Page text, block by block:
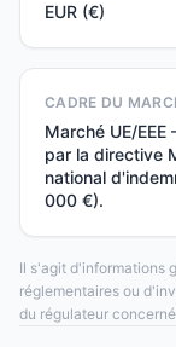
EUR (€)
CADRE DU
Marché UE/
par la directive
national
000 €).
Il s'agit d'informations
réglementaires ou
du régulateur